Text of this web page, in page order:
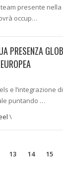
presente
occup…
PRESENZA
e l’integrazione
puntando …
\
13 14 15